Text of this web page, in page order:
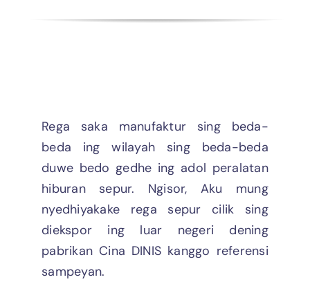
Rega saka manufaktur sing beda-
beda ing wilayah sing beda-beda
duwe bedo gedhe ing adol peralatan
hiburan sepur. Ngisor, Aku mung
nyedhiyakake rega sepur cilik sing
diekspor ing luar negeri dening
pabrikan Cina DINIS kanggo referensi
sampeyan.